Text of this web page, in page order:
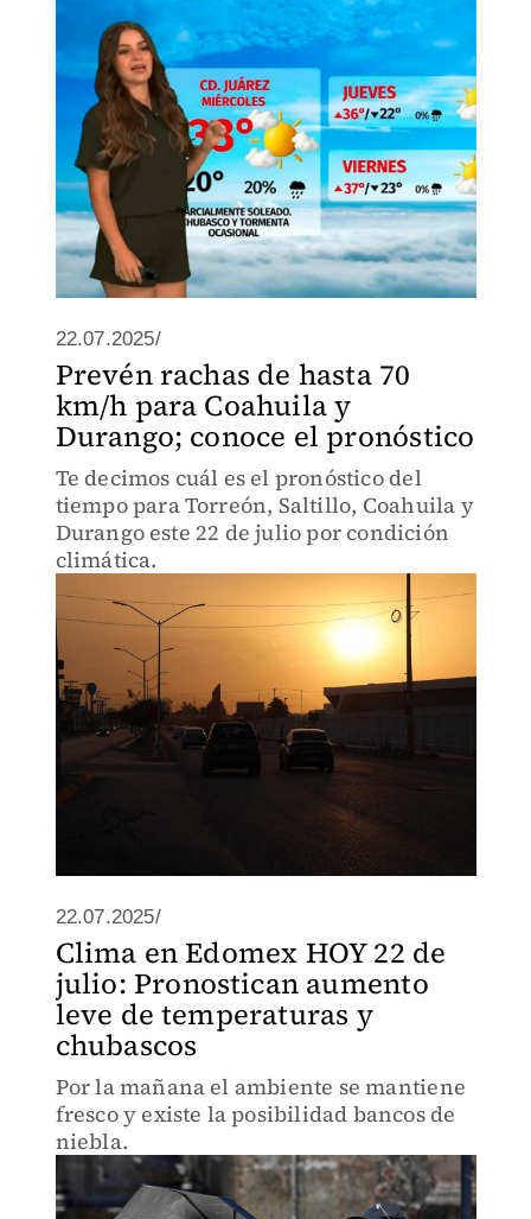
22.07.2025/
Prevén rachas de hasta 70
km/h para Coahuila y
Durango; conoce el pronóstico
Te decimos cuál es el pronóstico del
tiempo para Torreón, Saltillo, Coahuila y
Durango este 22 de julio por condición
climática.
22.07.2025/
Clima en Edomex HOY 22 de
julio: Pronostican aumento
leve de temperaturas y
chubascos
Por la mañana el ambiente se mantiene
fresco y existe la posibilidad bancos de
niebla.